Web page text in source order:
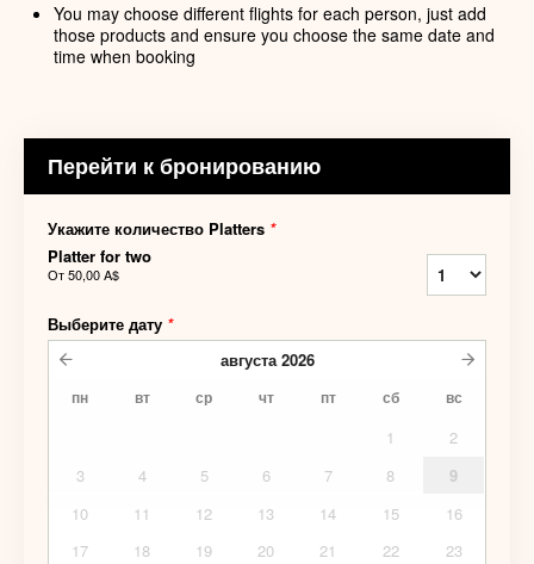
You may choose different flights for each person, just add
those products and ensure you choose the same date and
time when booking
Перейти к бронированию
Укажите количество Platters *
Platter for two
От50,00 A$
Выберите дату *
августа 2026
пн вт ср чт пт сб вс
1
2
3
4 5 6 7 8
9
10
11 12 13 14 15
16
17
18 19 20 21 22
23